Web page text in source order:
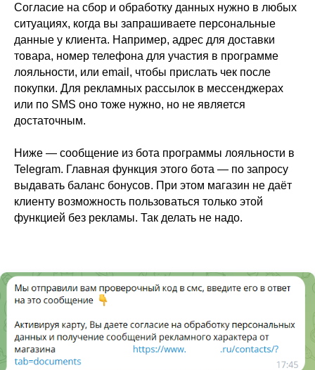
Согласие на сбор и обработку данных нужно в любых
ситуациях, когда вы запрашиваете персональные
данные у клиента. Например, адрес для доставки
товара, номер телефона для участия в программе
лояльности, или email, чтобы прислать чек после
покупки. Для рекламных рассылок в мессенджерах
или по SMS оно тоже нужно, но не является
достаточным.
Ниже — сообщение из бота программы лояльности в
Telegram. Главная функция этого бота — по запросу
выдавать баланс бонусов. При этом магазин не даёт
клиенту возможность пользоваться только этой
функцией без рекламы. Так делать не надо.